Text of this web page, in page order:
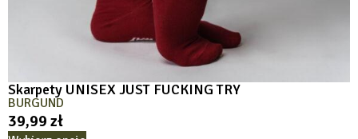
Skarpety UNISEX JUST FUCKING TRY
BURGUND
39,99 zł